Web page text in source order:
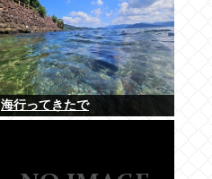
海行ってきたで